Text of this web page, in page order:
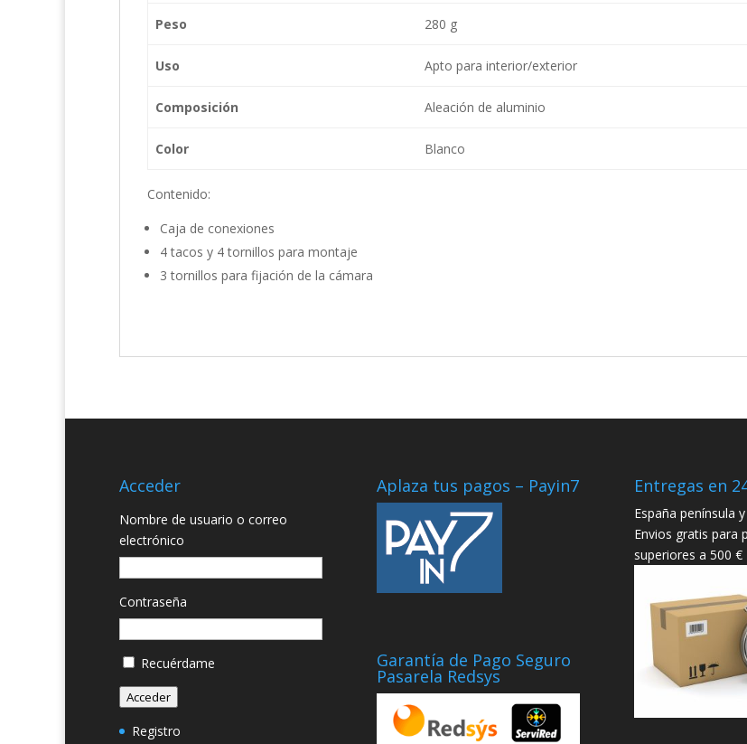
Peso 280 g
Uso Apto para interior/exterior
Composición Aleación de aluminio
Color Blanco
Contenido:
Caja de conexiones
4 tacos y 4 tornillos para montaje
3 tornillos para fijación de la cámara
Acceder
Nombre de usuario o correo
electrónico
Contraseña
Recuérdame
Acceder
Registro
Aplaza tus pagos – Payin7
Garantía de Pago Seguro
Pasarela Redsys
Entregas en
España península
Envios gratis para
superiores a 500 €